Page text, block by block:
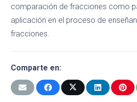
comparación de fracciones como
aplicación en el proceso de
fracciones.
Comparte en: